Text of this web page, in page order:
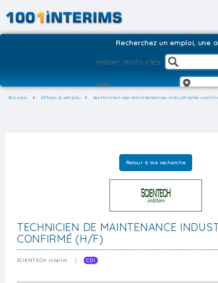
Recherchez un emploi, une
Accueil offres-d-emploi technicien-de-maintenance-industrielle-
Retour à ma recherche
TECHNICIEN DE MAINTENANCE
CONFIRMÉ (H/F)
SCIENTECH Intérim | CDI